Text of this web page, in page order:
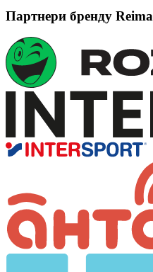
Партнери бренду Reima